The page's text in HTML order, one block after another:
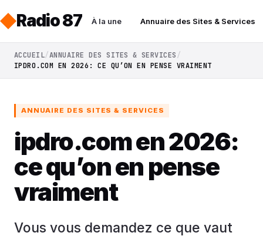
Radio 87 À la une Annuaire des Sites & Services
ACCUEIL ANNUAIRE DES SITES & SERVICES
IPDRO.COM EN 2026: CE QU’ON EN PENSE VRAIMENT
ANNUAIRE DES SITES & SERVICES
ipdro.com en 2026:
ce qu’on en pense
vraiment
Vous vous demandez ce que vaut